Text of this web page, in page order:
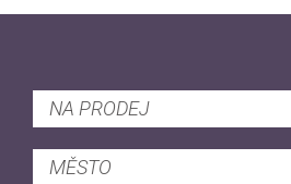
NA PRODEJ
MĚSTO